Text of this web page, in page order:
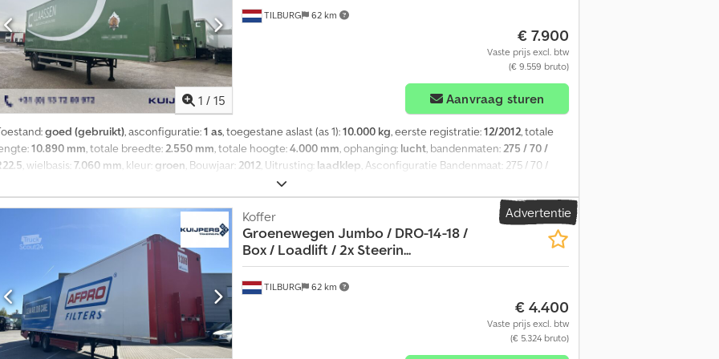
1 / 15
TILBURG 62 km
€ 7.900
Vaste prijs excl. btw
(€ 9.559 bruto)
Aanvraag sturen
goed (gebruikt), asconfiguratie:1 as, toegestane aslast (as 1):10.000 kg, eerste registratie:12/2012, totale
10.890 mm, totale breedte:2.550 mm, totale hoogte:4.000 mm, ophanging: lucht, bandenmaten:275 / 70 /
, wielbasis:7.060 mm, kleur: groen, Bouwjaar: 2012, Uitrusting: laadklep, Asconfiguratie Bandenmaat: 275 / 70 /
R22.5 Merk assen: SAF Remmen: Schijfremmen Vering: Luchtvering Achteras: Dubbel lucht; Max. aslast: 10.000 kg;
Profiel banden links binnen: 30%; Profiel banden links buiten: 30%; Profiel banden rechts binnen: 30%;
Profiel banden rechts buiten: 30% Gewichten Leeggewicht: 6.880 kg Dcedozmhcwepfx Abbok Laadvermogen: 15.120
kg totaal toegestaan gewicht: 22.000 kg Functioneel Laadklep: Dhollandia DHLSU.40, achterklep, 2.000 kg Onderhoud,
historie en staat Aantal eigenaren: 1 Technische staat: gemiddeld Optische staat: goed Productveiligheid Fabrikant:
Kuijpers Trading BV Minosstraat 8, 5048CK TILBURG, NL
Advertentie
TILBURG 62 km
Koffer
Groenewegen Jumbo / DRO-14-18 /
Box / Loadlift / 2x Steerin...
€ 4.400
Vaste prijs excl. btw
(€ 5.324 bruto)